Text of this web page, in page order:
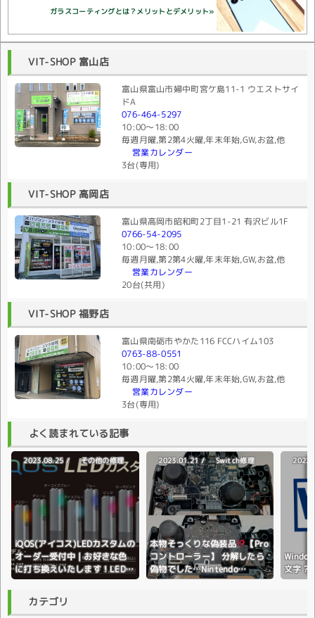
ガラスコーティングとは？メリットとデメリット»
VIT-SHOP 富山店
富山県富山市婦中町宮ケ島11-1 ウエストサイ
ドA
076-464-5297
10:00〜18:00
毎週月曜,第2第4火曜,年末年始,GW,お盆,他
営業カレンダー
3台(専用)
VIT-SHOP 高岡店
富山県高岡市昭和町2丁目1-21 有沢ビル1F
0766-54-2095
10:00〜18:00
毎週月曜,第2第4火曜,年末年始,GW,お盆,他
営業カレンダー
20台(共用)
VIT-SHOP 福野店
富山県南砺市やかた116 FCCハイム103
0763-88-0551
10:00〜18:00
毎週月曜,第2第4火曜,年末年始,GW,お盆,他
営業カレンダー
3台(専用)
よく読まれている記事
iQOS(アイコス)LEDカスタムの
オーダー受付中｜お好きな色
に打ち換えいたします！LEDラ
イトの色変更♪全国配送対応♪
2023.08.25 / その他の修理
本物そっくりな偽装品 【Pro
コントローラー】 分解したら
偽物でした…Nintendo
Switch(ニンテンドースイッ
2023.01.21 / Switch修理
文字？
カテゴリ